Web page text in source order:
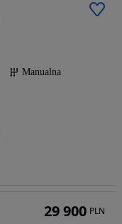
Manualna
29 900 PLN